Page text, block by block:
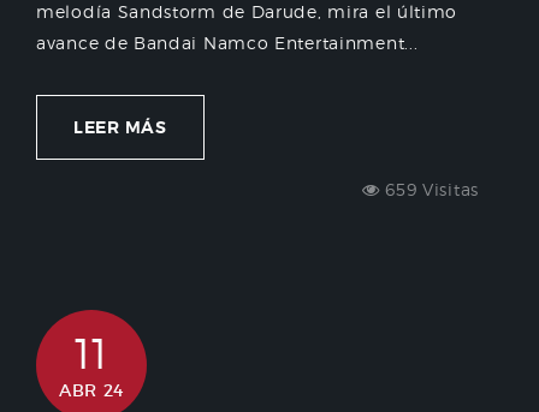
melodía Sandstorm de Darude, mira el último
avance de Bandai Namco Entertainment...
LEER MÁS
659 Visitas
11
ABR 24